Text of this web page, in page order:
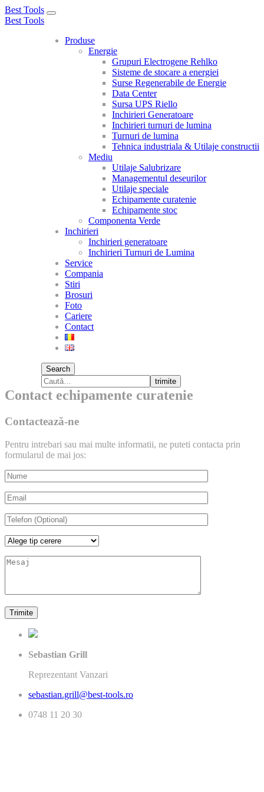
Best Tools
Toggle
Best Tools
Produse
Energie
Grupuri Electrogene Rehlko
Sisteme de stocare a energiei
Surse Regenerabile de Energie
Data Center
Sursa UPS Riello
Inchirieri Generatoare
Inchirieri turnuri de lumina
Turnuri de lumina
Tehnica industriala & Utilaje constructii
Mediu
Utilaje Salubrizare
Managementul deseurilor
Utilaje speciale
Echipamente curatenie
Echipamente stoc
Componenta Verde
Inchirieri
Inchirieri generatoare
Inchirieri Turnuri de Lumina
Service
Compania
Stiri
Brosuri
Foto
Cariere
Contact
Search
trimite
Contact echipamente curatenie
Contactează-ne
Pentru intrebari sau mai multe informatii, ne puteti contacta prin
formularul de mai jos:
Sebastian Grill
Reprezentant Vanzari
sebastian.grill@best-tools.ro
0748 11 20 30